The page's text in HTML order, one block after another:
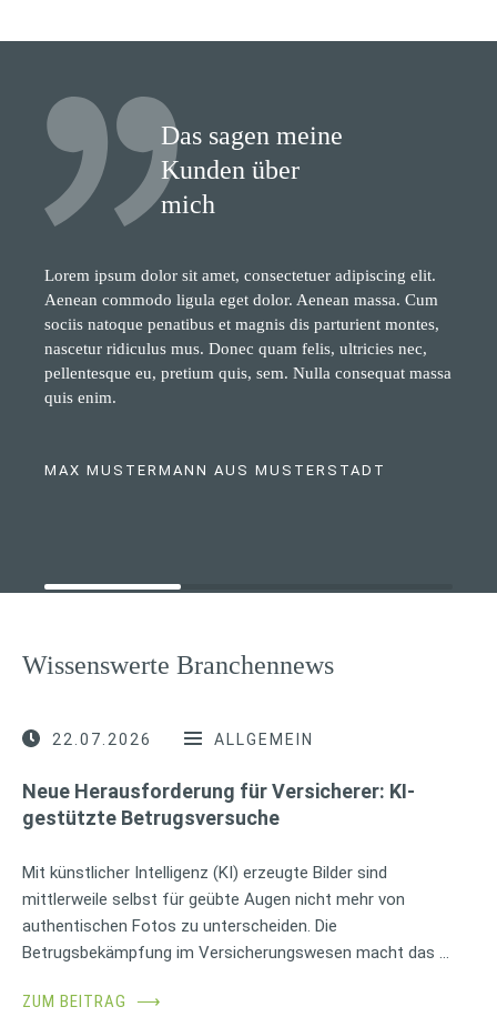
Das sagen meine
Kunden über
mich
Lorem ipsum dolor sit amet, consectetuer adipiscing elit.
Aenean commodo ligula eget dolor. Aenean massa. Cum
sociis natoque penatibus et magnis dis parturient montes,
nascetur ridiculus mus. Donec quam felis, ultricies nec,
pellentesque eu, pretium quis, sem. Nulla consequat massa
quis enim.
MAX MUSTERMANN AUS MUSTERSTADT
Wissenswerte Branchennews
22.07.2026 ALLGEMEIN
Neue Herausforderung für Versicherer: KI-
gestützte Betrugsversuche
Mit künstlicher Intelligenz (KI) erzeugte Bilder sind
mittlerweile selbst für geübte Augen nicht mehr von
authentischen Fotos zu unterscheiden. Die
Betrugsbekämpfung im Versicherungswesen macht das …
ZUM BEITRAG ⟶